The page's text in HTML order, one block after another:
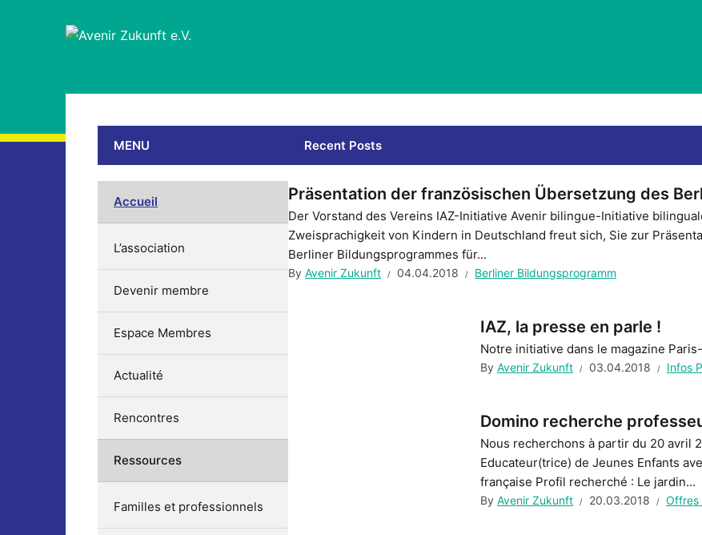
Recent Posts
Präsentation der französischen Übersetzung des
Der Vorstand des Vereins IAZ-Initiative Avenir bilingue-Initiative
Zweisprachigkeit von Kindern in Deutschland freut sich, Sie zur
Berliner Bildungsprogrammes für...
By Avenir Zukunft 04.04.2018 Berliner Bildungsprogramm
IAZ, la presse en parle !
Notre initiative dans le magazine
By Avenir Zukunft 03.04.2018 Infos
Domino recherche
Nous recherchons à partir du 20 avril
Educateur(trice) de Jeunes Enfants
française Profil recherché : Le jardin...
By Avenir Zukunft 20.03.2018 Offres
MENU
Accueil
L’association
Devenir membre
Espace Membres
Actualité
Rencontres
Ressources
Familles et professionnels